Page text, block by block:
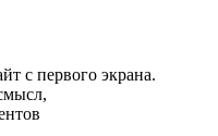
с первого экрана.